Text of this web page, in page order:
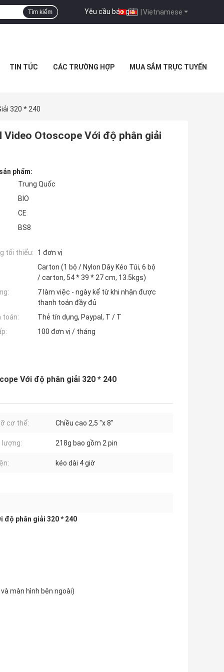
Vietnamese
Yêu cầu báo giá |
Tìm kiếm
TIN TỨC CÁC TRƯỜNG HỢP MUA SẮM TRỰC TUYẾN
320 * 240
Video Otoscope Với độ phân giải
phẩm:
Trung Quốc
BIO
CE
BS8
tối thiểu:
1 đơn vị
Carton (1 bộ / Nylon Dây Kéo Túi, 6 bộ
/ carton, 54 * 39 * 27 cm, 13.5kgs)
7 làm việc - ngày kể từ khi nhận được
thanh toán đầy đủ
toán:
Thẻ tín dụng, Paypal, T / T
100 đơn vị / tháng
Với độ phân giải 320 * 240
cơ thể: Chiều cao 2,5 "x 8"
lượng: 218g bao gồm 2 pin
kéo dài 4 giờ
độ phân giải 320 * 240
màn hình bên ngoài)